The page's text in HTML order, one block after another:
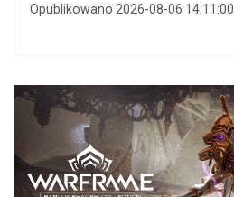
Opublikowano 2026-08-06 14:11:00